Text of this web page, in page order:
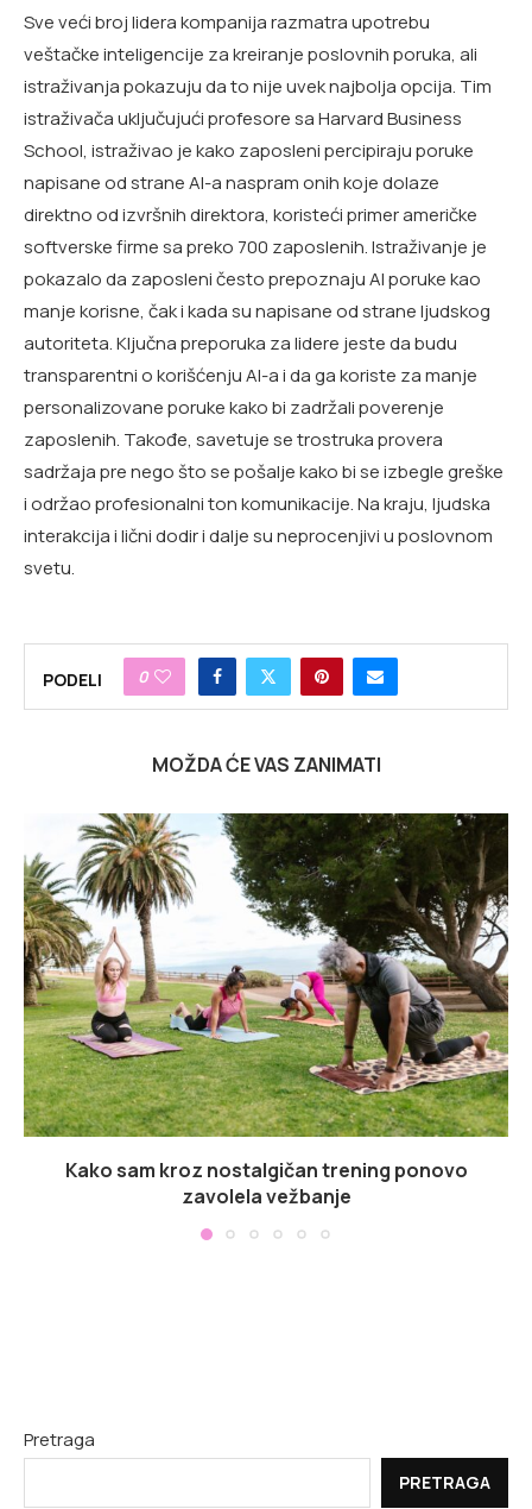
Sve veći broj lidera kompanija razmatra upotrebu
veštačke inteligencije za kreiranje poslovnih poruka, ali
istraživanja pokazuju da to nije uvek najbolja opcija. Tim
istraživača uključujući profesore sa Harvard Business
School, istraživao je kako zaposleni percipiraju poruke
napisane od strane AI-a naspram onih koje dolaze
direktno od izvršnih direktora, koristeći primer američke
softverske firme sa preko 700 zaposlenih. Istraživanje je
pokazalo da zaposleni često prepoznaju AI poruke kao
manje korisne, čak i kada su napisane od strane ljudskog
autoriteta. Ključna preporuka za lidere jeste da budu
transparentni o korišćenju AI-a i da ga koriste za manje
personalizovane poruke kako bi zadržali poverenje
zaposlenih. Takođe, savetuje se trostruka provera
sadržaja pre nego što se pošalje kako bi se izbegle greške
i održao profesionalni ton komunikacije. Na kraju, ljudska
interakcija i lični dodir i dalje su neprocenjivi u poslovnom
svetu.
PODELI 0
MOŽDA ĆE VAS ZANIMATI
Kako sam kroz nostalgičan trening ponovo
zavolela vežbanje
Pretraga
PRETRAGA